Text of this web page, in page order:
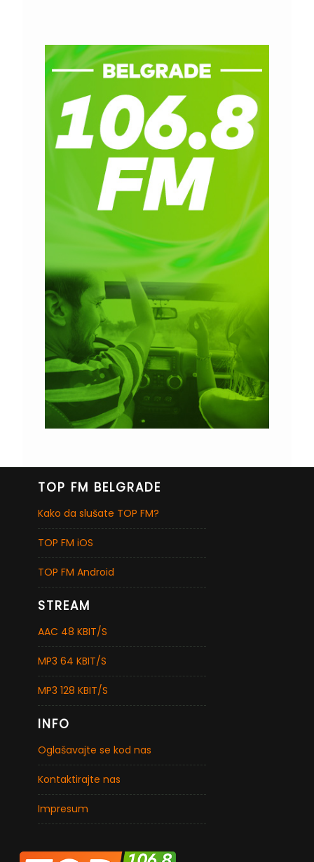
TOP FM BELGRADE
Kako da slušate TOP FM?
TOP FM iOS
TOP FM Android
STREAM
AAC 48 KBIT/S
MP3 64 KBIT/S
MP3 128 KBIT/S
INFO
Oglašavajte se kod nas
Kontaktirajte nas
Impresum